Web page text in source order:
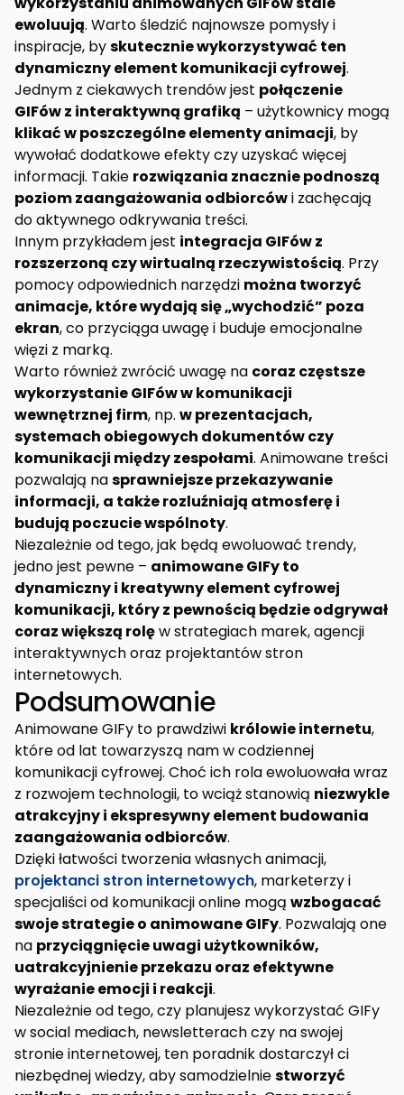
ewoluują. Warto śledzić najnowsze pomysły i
inspiracje, byskutecznie wykorzystywać ten
dynamiczny element komunikacji cyfrowej.
Jednym z ciekawych trendów jest połączenie
GIFów z interaktywną grafiką – użytkownicy mogą
klikać w poszczególne elementy animacji, by
wywołać dodatkowe efekty czy uzyskać więcej
informacji. Takie rozwiązania znacznie podnoszą
poziom zaangażowania odbiorcówi zachęcają
do aktywnego odkrywania treści.
Innym przykładem jest integracja GIFów z
rozszerzoną czy wirtualną rzeczywistością. Przy
pomocy odpowiednich narzędzi można tworzyć
animacje, które wydają się „wychodzić” poza
ekran, co przyciąga uwagę i buduje emocjonalne
więzi z marką.
Warto również zwrócić uwagę na coraz częstsze
wykorzystanie GIFów w komunikacji
wewnętrznej firm, np. w prezentacjach,
systemach obiegowych dokumentów czy
komunikacji między zespołami. Animowane treści
pozwalają nasprawniejsze przekazywanie
informacji, a także rozluźniają atmosferę i
budują poczucie wspólnoty.
Niezależnie od tego, jak będą ewoluować trendy,
jedno jest pewne – animowane GIFy to
dynamiczny i kreatywny element cyfrowej
komunikacji, który z pewnością będzie odgrywał
coraz większą rolęw strategiach marek, agencji
interaktywnych oraz projektantów stron
internetowych.
Podsumowanie
Animowane GIFy to prawdziwi królowie internetu,
które od lat towarzyszą nam w codziennej
komunikacji cyfrowej. Choć ich rola ewoluowała wraz
z rozwojem technologii, to wciąż stanowią niezwykle
atrakcyjny i ekspresywny element budowania
zaangażowania odbiorców.
Dzięki łatwości tworzenia własnych animacji,
projektanci stron internetowych, marketerzy i
specjaliści od komunikacji online mogą wzbogacać
swoje strategie o animowane GIFy. Pozwalają one
na przyciągnięcie uwagi użytkowników,
uatrakcyjnienie przekazu oraz efektywne
wyrażanie emocji i reakcji.
Niezależnie od tego, czy planujesz wykorzystać GIFy
w social mediach, newsletterach czy na swojej
stronie internetowej, ten poradnik dostarczył ci
niezbędnej wiedzy, aby samodzielniestworzyć